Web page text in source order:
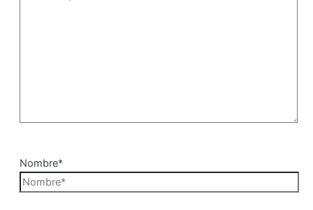
Nombre*